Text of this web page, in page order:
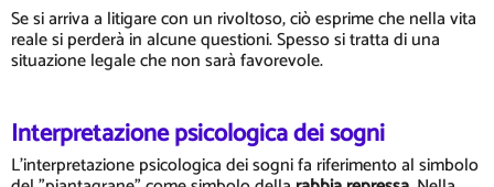
Se si arriva a litigare con un rivoltoso, ciò esprime che nella vita
reale si perderà in alcune questioni. Spesso si tratta di una
situazione legale che non sarà favorevole.
Interpretazione psicologica dei sogni
L'interpretazione psicologica dei sogni fa riferimento al simbolo